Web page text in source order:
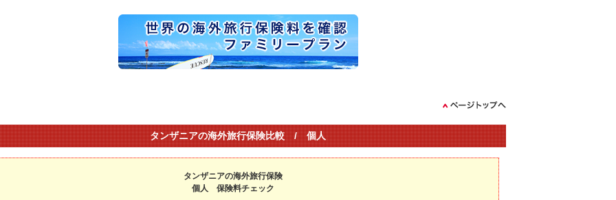
タンザニアの海外旅行保険比較 / 個人
タンザニアの海外旅行保険
個人 保険料チェック